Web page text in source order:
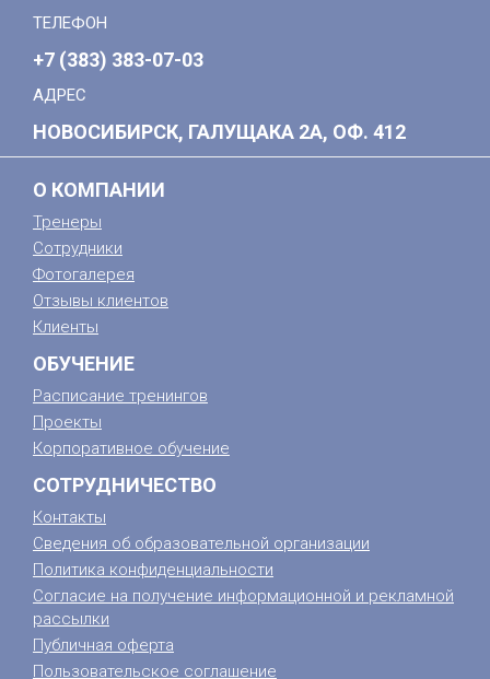
ТЕЛЕФОН
+7 (383) 383-07-03
АДРЕС
НОВОСИБИРСК, ГАЛУЩАКА 2А, ОФ. 412
О КОМПАНИИ
Тренеры
Сотрудники
Фотогалерея
Отзывы клиентов
Клиенты
ОБУЧЕНИЕ
Расписание тренингов
Проекты
Корпоративное обучение
СОТРУДНИЧЕСТВО
Контакты
Сведения об образовательной организации
Политика конфиденциальности
Согласие на получение информационной и рекламной
рассылки
Публичная оферта
Пользовательское соглашение